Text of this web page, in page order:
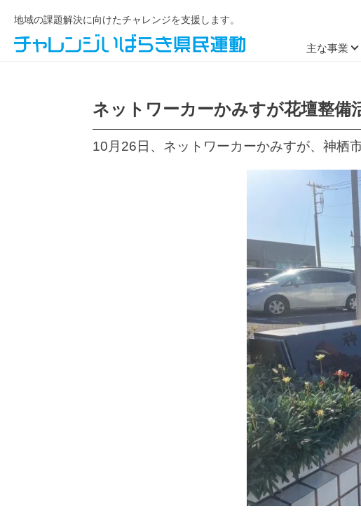
地域の課題解決に向けたチャレンジを支援します。
主な事業
ネットワーカーかみすが花壇整備
10月26日、ネットワーカーかみすが、神栖